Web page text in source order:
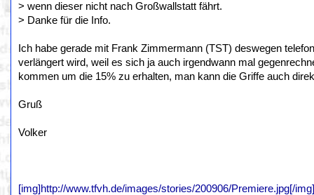
> wenn dieser nicht nach Großwallstatt fährt.
> Danke für die Info.
Ich habe gerade mit Frank Zimmermann (TST) deswegen
verlängert wird, weil es sich ja auch irgendwann mal
kommen um die 15% zu erhalten, man kann die Griffe auch
Gruß
Volker
[img]http://www.tfvh.de/images/stories/200906/Premiere.jpg[/img]